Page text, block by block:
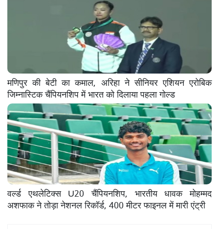
मणिपुर की बेटी का कमाल, अरिहा ने सीनियर एशियन एरोबिक
जिम्नास्टिक चैंपियनशिप में भारत को दिलाया पहला गोल्ड
वर्ल्ड एथलेटिक्स U20 चैंपियनशिप, भारतीय धावक मोहम्मद
अशफाक ने तोड़ा नेशनल रिकॉर्ड, 400 मीटर फाइनल में मारी एंट्री